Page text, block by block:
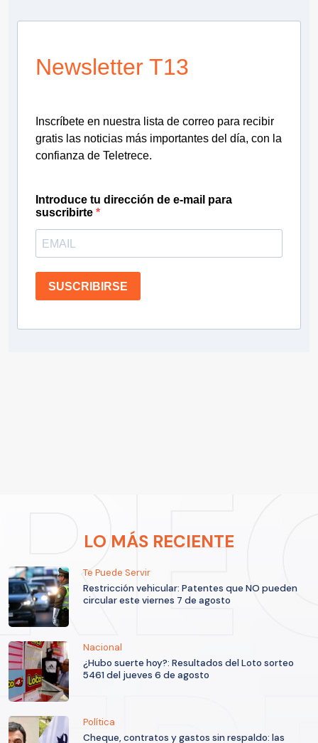
Newsletter T13
Inscríbete en nuestra lista de correo para recibir
gratis las noticias más importantes del día, con la
confianza de Teletrece.
Introduce tu dirección de e-mail para
suscribirte
SUSCRIBIRSE
LO MÁS RECIENTE
Te Puede Servir
Restricción vehicular: Patentes que NO pueden
circular este viernes 7 de agosto
Nacional
¿Hubo suerte hoy?: Resultados del Loto sorteo
5461 del jueves 6 de agosto
Política
Cheque, contratos y gastos sin respaldo: las